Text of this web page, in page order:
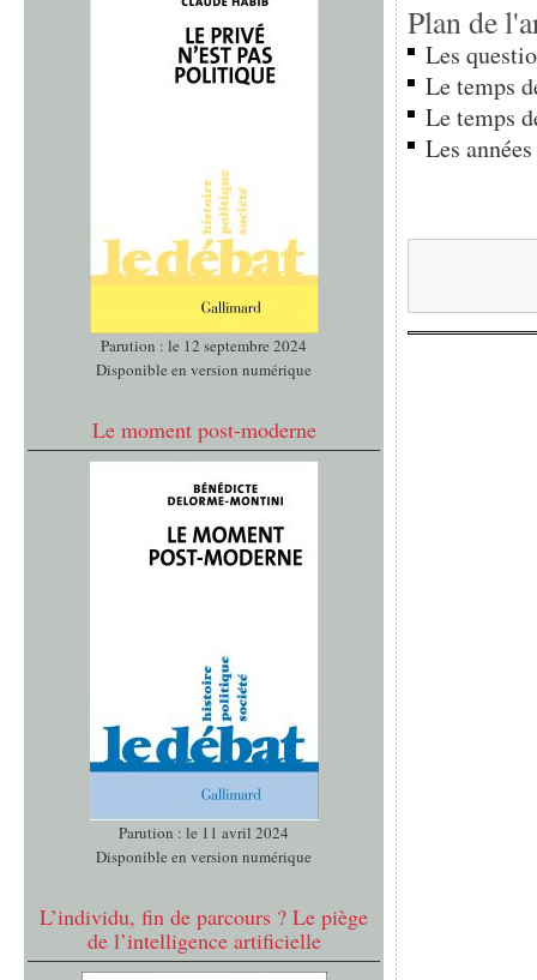
Parution : le 12 septembre 2024
Disponible en version numérique
Le moment post-moderne
Parution : le 11 avril 2024
Disponible en version numérique
L’individu, fin de parcours ? Le piège
de l’intelligence artificielle
Plan de
Les
Le temps
Le temps
Les